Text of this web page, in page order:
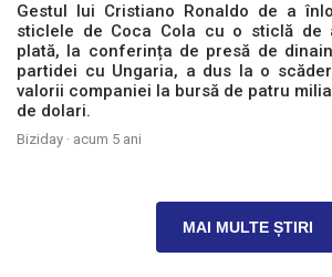
Gestul lui Cristiano Ronaldo de a
sticlele de Coca Cola cu o sticlă de
plată, la conferința de presă de
partidei cu Ungaria, a dus la o
valorii companiei la bursă de patru
de dolari.
Biziday · acum 5 ani
MAI MULTE ȘTIRI